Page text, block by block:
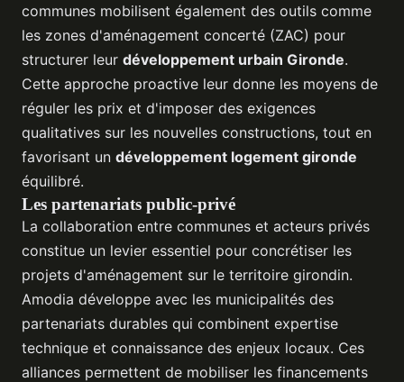
communes mobilisent également des outils comme
les zones d'aménagement concerté (ZAC) pour
structurer leur développement urbain Gironde.
Cette approche proactive leur donne les moyens de
réguler les prix et d'imposer des exigences
qualitatives sur les nouvelles constructions, tout en
favorisant un développement logement gironde
équilibré.
Les partenariats public-privé
La collaboration entre communes et acteurs privés
constitue un levier essentiel pour concrétiser les
projets d'aménagement sur le territoire girondin.
Amodia développe avec les municipalités des
partenariats durables qui combinent expertise
technique et connaissance des enjeux locaux. Ces
alliances permettent de mobiliser les financements